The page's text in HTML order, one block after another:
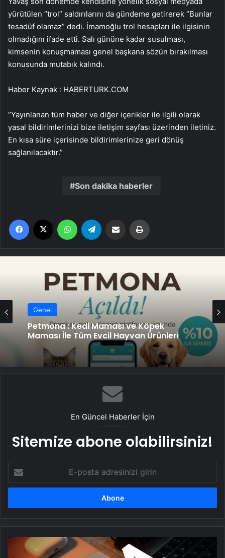
yürütülen “trol” saldırılarını da gündeme getirerek “Bunlar
tesadüf olamaz” dedi. İmamoğlu trol hesapları ile ilgisinin
olmadığını ifade etti. Salı gününe kadar susulması,
kimsenin konuşmaması genel başkana sözün bırakılması
konusunda mutabık kalındı.
Haber Kaynak : HABERTURK.COM
“Yayınlanan tüm haber ve diğer içerikler ile ilgili olarak
yasal bildirimlerinizi bize iletişim sayfası üzerinden iletiniz.
En kısa süre içerisinde bildirimlerinize geri dönüş
sağlanılacaktır.”
Son dakika haberler
Facebook WhatsApp Email'den paylaş
Genel
Petmona : Kedi Maması ve Köpek
Maması İle Tüm Evcil Hayvan Ürünleri
Genel
Fiber İnternet ile Ev İnterneti Nasıl Doğru
En Güncel Haberler İçin
Sitemize abone olabilirsiniz!
posta
adresinizi
iPhone